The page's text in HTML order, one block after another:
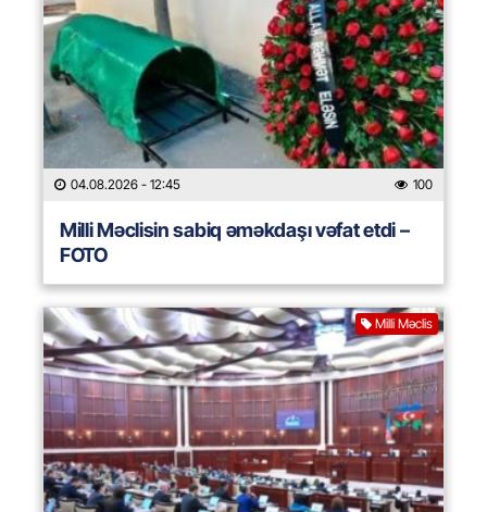
04.08.2026 - 12:45 100
Milli Məclisin sabiq əməkdaşı vəfat etdi –
FOTO
Milli Məclis